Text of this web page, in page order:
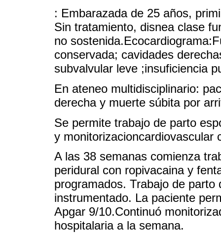
: Embarazada de 25 años,
Sin tratamiento, disnea clase
no
conservada; cavidades
subvalvular leve ;insuficiencia
En ateneo multidisciplinario:
derecha y muerte súbita por
Se permite trabajo de parto
y monitorizacioncardiovascular
A las 38 semanas comienza
peridural con ropivacaina y
programados. Trabajo de parto
instrumentado. La paciente
Apgar 9/10.Continuó
hospitalaria a la semana.